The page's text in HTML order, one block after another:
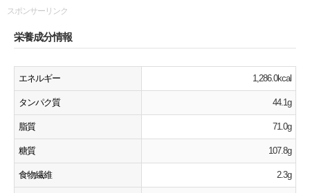
スポンサーリンク
栄養成分情報
エネルギー 1,286.0kcal
タンパク質 44.1g
脂質 71.0g
糖質 107.8g
食物繊維 2.3g